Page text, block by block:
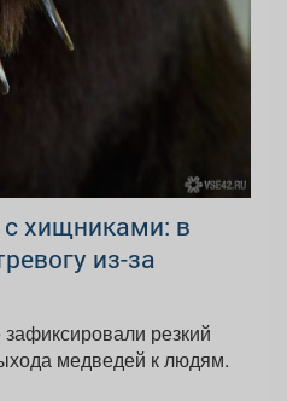
хищниками: в
из-за
резкий
медведей к людям.